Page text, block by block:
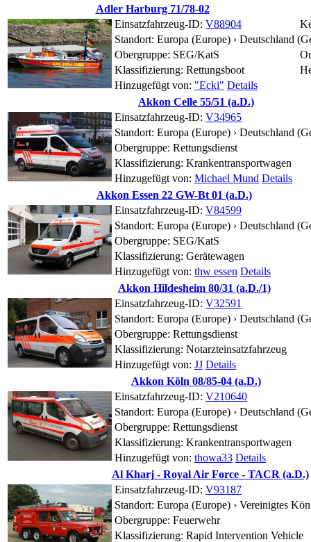
Adler Harburg 71/78-02
Einsatzfahrzeug-ID: V88904
Standort: Europa (Europe) › Deutschland
Obergruppe: SEG/KatS
Klassifizierung: Rettungsboot
Hinzugefügt von: "Ecki" Details
Akkon Celle 55/51 (a.D.)
Einsatzfahrzeug-ID: V34965
Standort: Europa (Europe) › Deutschland
Obergruppe: Rettungsdienst
Klassifizierung: Krankentransportwagen
Hinzugefügt von: Michael Mund Details
Akkon Essen 22 GW-Bt 01 (a.D.)
Einsatzfahrzeug-ID: V84599
Standort: Europa (Europe) › Deutschland
Obergruppe: SEG/KatS
Klassifizierung: Gerätewagen
Hinzugefügt von: thw essen Details
Akkon Hildesheim 80/31 (a.D./1)
Einsatzfahrzeug-ID: V32591
Standort: Europa (Europe) › Deutschland
Obergruppe: Rettungsdienst
Klassifizierung: Notarzteinsatzfahrzeug
Hinzugefügt von: JJ Details
Akkon Köln 08/85-04 (a.D.)
Einsatzfahrzeug-ID: V210640
Standort: Europa (Europe) › Deutschland
Obergruppe: Rettungsdienst
Klassifizierung: Krankentransportwagen
Hinzugefügt von: thowa33 Details
Al Kharj - Royal Air Force - TACR (a.D.)
Einsatzfahrzeug-ID: V93187
Standort: Europa (Europe) › Vereinigtes
Obergruppe: Feuerwehr
Klassifizierung: Rapid Intervention Vehicle